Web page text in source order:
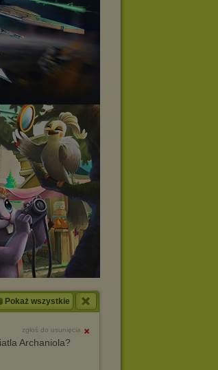
Pokaż wszystkie
zgłoś do usunięcia
Archaniola?